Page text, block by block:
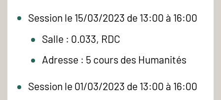
Session le 15/03/2023 de 13:00 à 16:00
Salle : 0.033, RDC
Adresse : 5 cours des Humanités
Session le 01/03/2023 de 13:00 à 16:00